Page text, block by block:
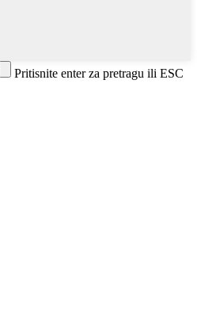
Pritisnite enter za pretragu ili ESC